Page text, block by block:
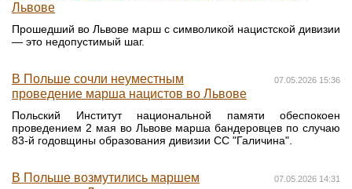
Львове
Прошедший во Львове марш с символикой нацистской дивизии
— это недопустимый шаг.
07.05.2026 15:36
В Польше сочли неуместным
проведение марша нацистов во Львове
Польский Институт национальной памяти обеспокоен
проведением 2 мая во Львове марша бандеровцев по случаю
83-й годовщины образования дивизии СС "Галичина".
07.05.2026 14:31
В Польше возмутились маршем